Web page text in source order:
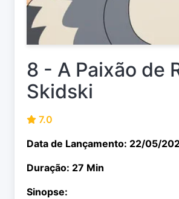
8 - A Paixão de
Skidski
7.0
Data de Lançamento: 22/05/
Duração: 27 Min
Sinopse: